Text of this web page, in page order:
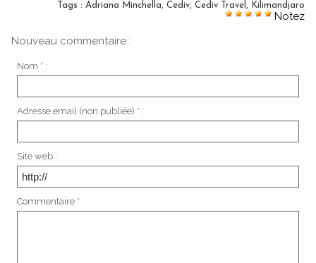
Tags : Adriana Minchella, Cediv, Cediv Travel , Kilimandjaro
Notez
Nouveau commentaire :
Nom * :
Adresse email (non publiée) * :
Site web :
Commentaire * :